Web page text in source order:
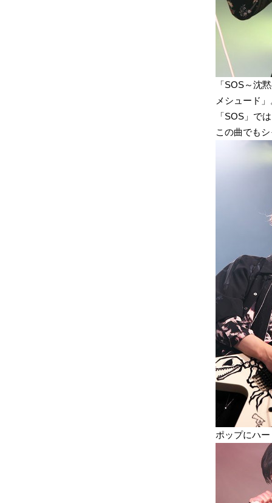
「SOS～沈
メシュード
「SOS」で
この曲でも
ポップにハ